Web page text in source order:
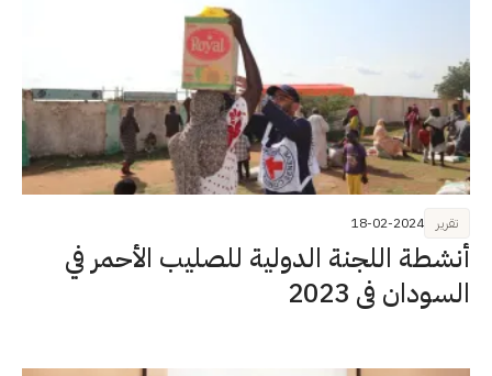
أنشطة اللجنة الدولية للصليب الأحمر في
السودان في 2023
تقرير 18-02-2024